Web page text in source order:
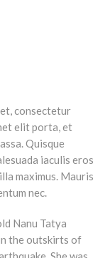
consectetur
elit porta, et
Quisque
iaculis eros
maximus. Mauris
nec.